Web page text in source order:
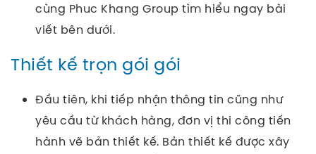
cùng Phuc Khang Group tìm hiểu ngay bài
viết bên dưới.
Thiết kế trọn gói gói
Đầu tiên, khi tiếp nhận thông tin cũng như
yêu cầu từ khách hàng, đơn vị thi công tiến
hành vẽ bản thiết kế. Bản thiết kế được xây